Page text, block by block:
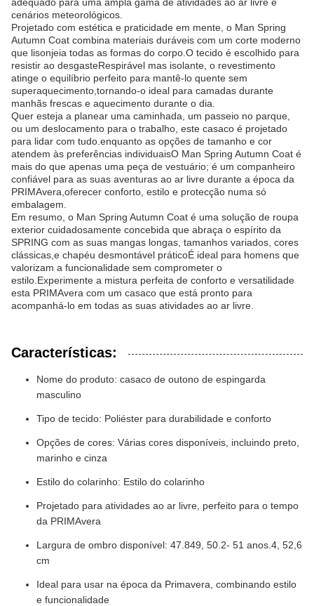
cenários meteorológicos.
Projetado com estética e praticidade em mente, o Man Spring
Autumn Coat combina materiais duráveis com um corte moderno
que lisonjeia todas as formas do corpo.O tecido é escolhido para
resistir ao desgasteRespirável mas isolante, o revestimento
atinge o equilíbrio perfeito para mantê-lo quente sem
superaquecimento,tornando-o ideal para camadas durante
manhãs frescas e aquecimento durante o dia.
Quer esteja a planear uma caminhada, um passeio no parque,
ou um deslocamento para o trabalho, este casaco é projetado
para lidar com tudo.enquanto as opções de tamanho e cor
atendem às preferências individuaisO Man Spring Autumn Coat é
mais do que apenas uma peça de vestuário; é um companheiro
confiável para as suas aventuras ao ar livre durante a época da
PRIMAvera,oferecer conforto, estilo e protecção numa só
embalagem.
Em resumo, o Man Spring Autumn Coat é uma solução de roupa
exterior cuidadosamente concebida que abraça o espírito da
SPRING com as suas mangas longas, tamanhos variados, cores
clássicas,e chapéu desmontável práticoÉ ideal para homens que
valorizam a funcionalidade sem comprometer o
estilo.Experimente a mistura perfeita de conforto e versatilidade
esta PRIMAvera com um casaco que está pronto para
acompanhá-lo em todas as suas atividades ao ar livre.
Características:
Nome do produto: casaco de outono de espingarda
masculino
Tipo de tecido: Poliéster para durabilidade e conforto
Opções de cores: Várias cores disponíveis, incluindo preto,
marinho e cinza
Estilo do colarinho: Estilo do colarinho
Projetado para atividades ao ar livre, perfeito para o tempo
da PRIMAvera
Largura de ombro disponível: 47.849, 50.2- 51 anos.4, 52,6
cm
Ideal para usar na época da Primavera, combinando estilo
e funcionalidade